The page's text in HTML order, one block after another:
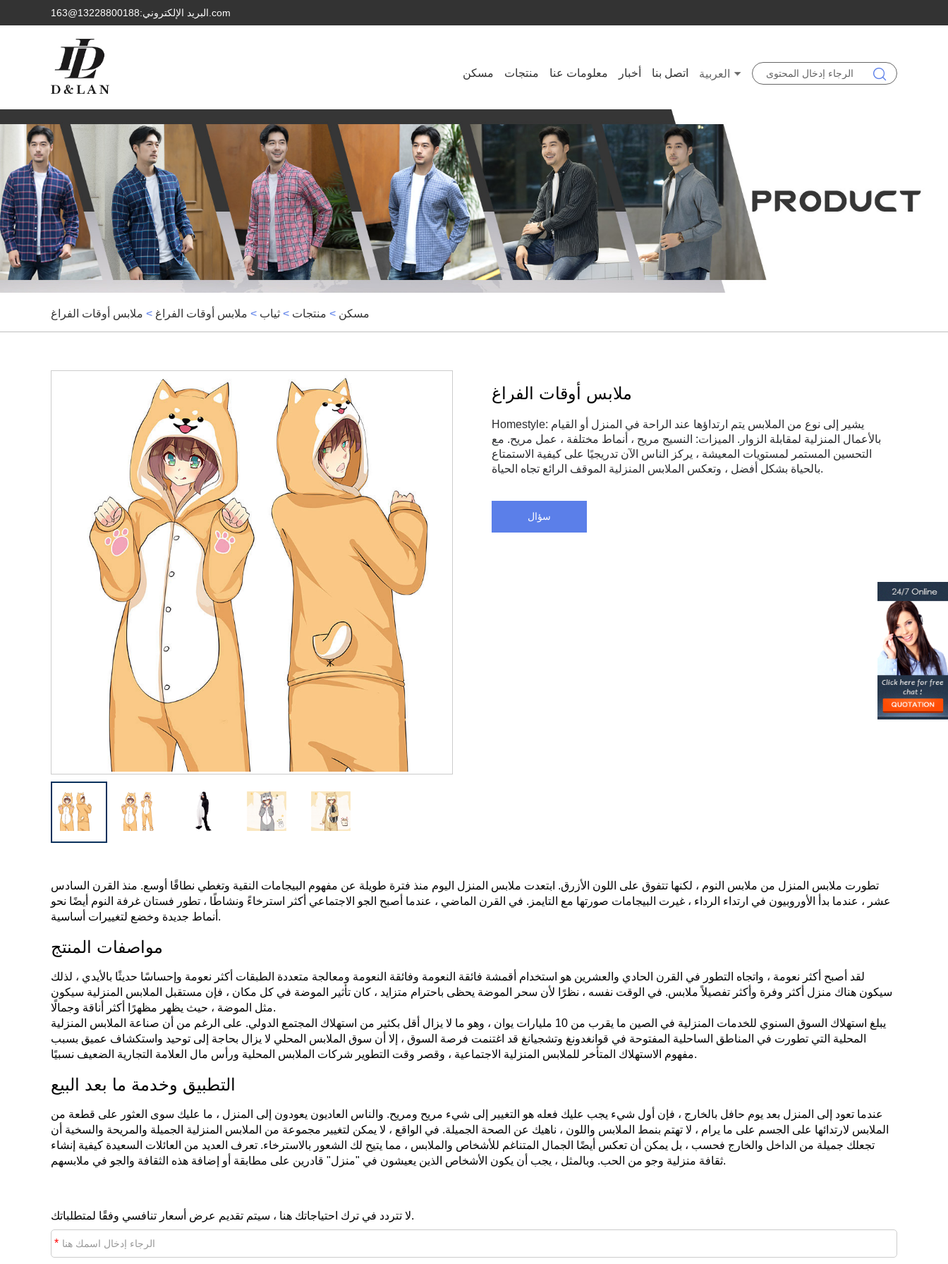
البريد الإلكتروني:13228800188@163.com
العربية مسكن منتجات معلومات عنا أخبار اتصل بنا
مسكن > منتجات > ثياب > ملابس أوقات الفراغ > ملابس أوقات الفراغ
ملابس أوقات الفراغ
Homestyle: يشير إلى نوع من الملابس يتم ارتداؤها عند الراحة في المنزل أو القيام
بالأعمال المنزلية لمقابلة الزوار. الميزات: النسيج مريح ، أنماط مختلفة ، عمل مريح. مع
التحسين المستمر لمستويات المعيشة ، يركز الناس الآن تدريجيًا على كيفية الاستمتاع
بالحياة بشكل أفضل ، وتعكس الملابس المنزلية الموقف الرائع تجاه الحياة.
سؤال
تطورت ملابس المنزل من ملابس النوم ، لكنها تتفوق على اللون الأزرق. ابتعدت ملابس المنزل اليوم منذ فترة طويلة عن مفهوم البيجامات النقية وتغطي نطاقًا أوسع. منذ القرن السادس
عشر ، عندما بدأ الأوروبيون في ارتداء الرداء ، غيرت البيجامات صورتها مع التايمز. في القرن الماضي ، عندما أصبح الجو الاجتماعي أكثر استرخاءً ونشاطًا ، تطور فستان غرفة النوم أيضًا نحو
أنماط جديدة وخضع لتغييرات أساسية.
مواصفات المنتج
لقد أصبح أكثر نعومة ، واتجاه التطور في القرن الحادي والعشرين هو استخدام أقمشة فائقة النعومة وفائقة النعومة ومعالجة متعددة الطبقات أكثر نعومة وإحساسًا حديثًا بالأيدي ، لذلك
سيكون هناك منزل أكثر وفرة وأكثر تفصيلاً ملابس. في الوقت نفسه ، نظرًا لأن سحر الموضة يحظى باحترام متزايد ، كان تأثير الموضة في كل مكان ، فإن مستقبل الملابس المنزلية سيكون
مثل الموضة ، حيث يظهر مظهرًا أكثر أناقة وجمالًا.
يبلغ استهلاك السوق السنوي للخدمات المنزلية في الصين ما يقرب من 10 مليارات يوان ، وهو ما لا يزال أقل بكثير من استهلاك المجتمع الدولي. على الرغم من أن صناعة الملابس المنزلية
المحلية التي تطورت في المناطق الساحلية المفتوحة في قوانغدونغ وتشجيانغ قد اغتنمت فرصة السوق ، إلا أن سوق الملابس المحلي لا يزال بحاجة إلى توحيد واستكشاف عميق بسبب
مفهوم الاستهلاك المتأخر للملابس المنزلية الاجتماعية ، وقصر وقت التطوير شركات الملابس المحلية ورأس مال العلامة التجارية الضعيف نسبيًا.
التطبيق وخدمة ما بعد البيع
عندما تعود إلى المنزل بعد يوم حافل بالخارج ، فإن أول شيء يجب عليك فعله هو التغيير إلى شيء مريح ومريح. والناس العاديون يعودون إلى المنزل ، ما عليك سوى العثور على قطعة من
الملابس لارتدائها على الجسم على ما يرام ، لا تهتم بنمط الملابس واللون ، ناهيك عن الصحة الجميلة. في الواقع ، لا يمكن لتغيير مجموعة من الملابس المنزلية الجميلة والمريحة والسخية أن
تجعلك جميلة من الداخل والخارج فحسب ، بل يمكن أن تعكس أيضًا الجمال المتناغم للأشخاص والملابس ، مما يتيح لك الشعور بالاسترخاء. تعرف العديد من العائلات السعيدة كيفية إنشاء
ثقافة منزلية وجو من الحب. وبالمثل ، يجب أن يكون الأشخاص الذين يعيشون في "منزل" قادرين على مطابقة أو إضافة هذه الثقافة والجو في ملابسهم.
لا تتردد في ترك احتياجاتك هنا ، سيتم تقديم عرض أسعار تنافسي وفقًا لمتطلباتك.
*